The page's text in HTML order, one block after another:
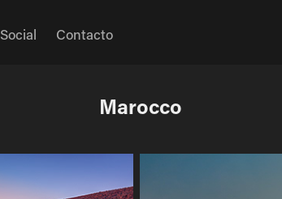
Social Contacto
Marocco